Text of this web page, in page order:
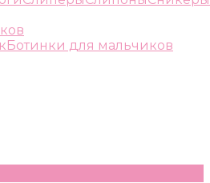
Ботинки для мальчиков